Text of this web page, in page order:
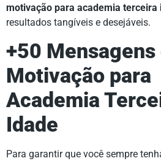
motivação para academia terceira
resultados tangíveis e desejáveis.
+50 Mensagens
Motivação para
Academia
Idade
Para garantir que você sempre